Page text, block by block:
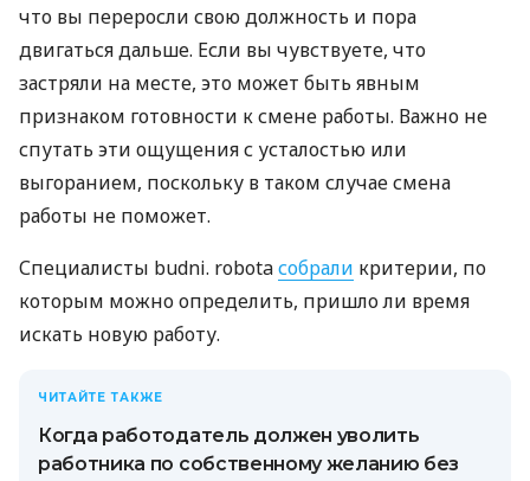
что вы переросли свою должность и пора
двигаться дальше. Если вы чувствуете, что
застряли на месте, это может быть явным
признаком готовности к смене работы. Важно не
спутать эти ощущения с усталостью или
выгоранием, поскольку в таком случае смена
работы не поможет.
Специалисты budni. robotaсобрали критерии, по
которым можно определить, пришло ли время
искать новую работу.
ЧИТАЙТЕ ТАКЖЕ
Когда работодатель должен уволить
работника по собственному желанию без